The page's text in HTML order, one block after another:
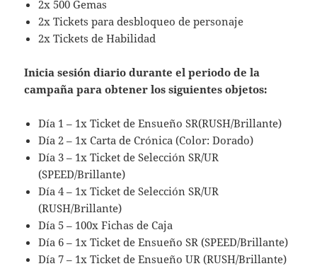
2x 500 Gemas
2x Tickets para desbloqueo de personaje
2x Tickets de Habilidad
Inicia sesión diario durante el periodo de la
campaña para obtener los siguientes objetos:
Día 1 – 1x Ticket de Ensueño SR(RUSH/Brillante)
Día 2 – 1x Carta de Crónica (Color: Dorado)
Día 3 – 1x Ticket de Selección SR/UR
(SPEED/Brillante)
Día 4 – 1x Ticket de Selección SR/UR
(RUSH/Brillante)
Día 5 – 100x Fichas de Caja
Día 6 – 1x Ticket de Ensueño SR (SPEED/Brillante)
Día 7 – 1x Ticket de Ensueño UR (RUSH/Brillante)